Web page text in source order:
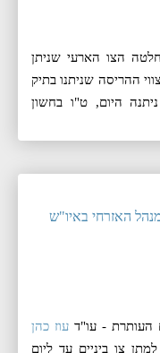
הצו הארעי שניתן
יחול גם על צווי ההריסה שניתנו בתיק
118 16 ובתיק בב"ח 119 16. ניתנה היום, ‏ט"ו בחשון
העותרת - עו"ד עוז כהן
למתן צו ביניים עד ליום